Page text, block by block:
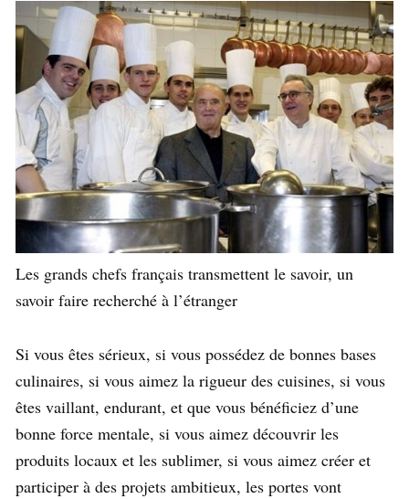
Les grands chefs français transmettent le savoir, un
savoir faire recherché à l’étranger
Si vous êtes sérieux, si vous possédez de bonnes bases
culinaires, si vous aimez la rigueur des cuisines, si vous
êtes vaillant, endurant, et que vous bénéficiez d’une
bonne force mentale, si vous aimez découvrir les
produits locaux et les sublimer, si vous aimez créer et
participer à des projets ambitieux, les portes vont